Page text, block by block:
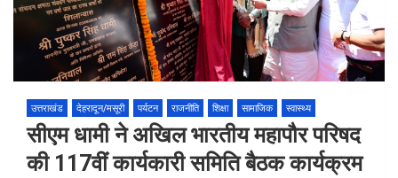
उत्तराखंड देहरादून/मसूरी पर्यटन राजनीति शिक्षा सामाजिक स्वास्थ्य
सीएम धामी ने अखिल भारतीय महापौर परिषद
की 117वीं कार्यकारी समिति बैठक कार्यक्रम